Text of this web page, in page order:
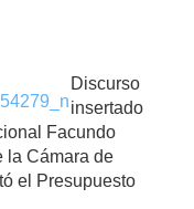
Discurso
insertado
Facundo
la Cámara de
el Presupuesto